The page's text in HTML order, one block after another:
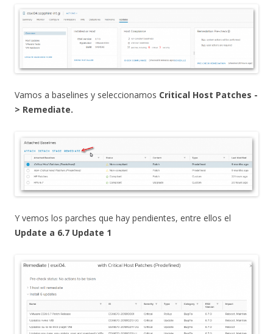
Vamos a baselines y seleccionamos Critical Host Patches -
> Remediate.
Y vemos los parches que hay pendientes, entre ellos el
Update a 6.7 Update 1